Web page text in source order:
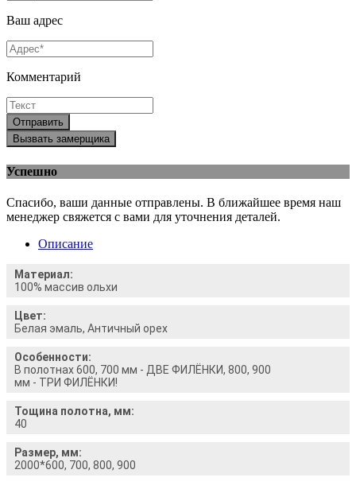
Ваш адрес
Комментарий
Отправить
Вызвать замерщика
Успешно
Спасибо, ваши данные отправлены. В ближайшее время наш
менеджер свяжется с вами для уточнения деталей.
Описание
Материал:
100% массив ольхи
Цвет:
Белая эмаль, Античный орех
Особенности:
В полотнах 600, 700 мм - ДВЕ ФИЛЁНКИ, 800, 900
мм - ТРИ ФИЛЁНКИ!
Тощина полотна, мм:
40
Размер, мм:
2000*600, 700, 800, 900